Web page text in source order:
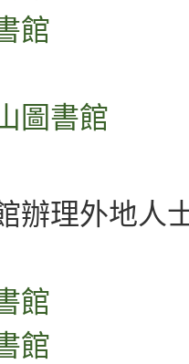
館
圖書館
辦理外地人
館
館